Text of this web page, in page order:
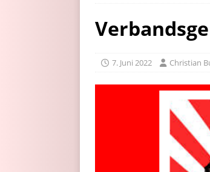
7. Juni 2022 Christian